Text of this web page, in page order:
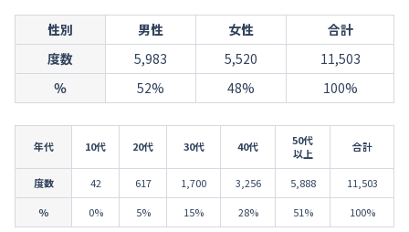
性別 男性 女性
合計
度数
5,983 5,520
11,503
％
52% 48% 100%
年代 10代 20代 30代 40代
50代
以上
合計
度数 42 617 1,700 3,256 5,888
11,503
％
0% 5% 15% 28% 51% 100%